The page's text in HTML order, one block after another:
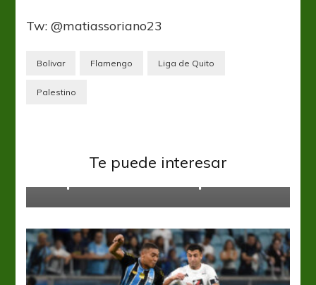
Tw: @matiassoriano23
Bolivar Flamengo Liga de Quito
Palestino
Te puede interesar
Copa Sudamericana Independiente
Con paso firme en la Copa